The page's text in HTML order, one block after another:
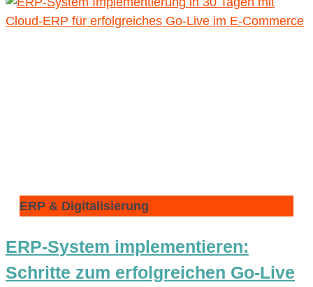
ERP & Digitalisierung
ERP-System implementieren:
Schritte zum erfolgreichen Go-Live